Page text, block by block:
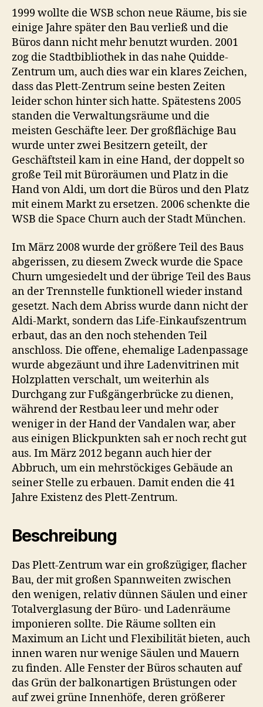
1999 wollte die WSB schon neue Räume, bis sie
einige Jahre später den Bau verließ und die
Büros dann nicht mehr benutzt wurden. 2001
zog die Stadtbibliothek in das nahe Quidde-
Zentrum um, auch dies war ein klares Zeichen,
dass das Plett-Zentrum seine besten Zeiten
leider schon hinter sich hatte. Spätestens 2005
standen die Verwaltungsräume und die
meisten Geschäfte leer. Der großflächige Bau
wurde unter zwei Besitzern geteilt, der
Geschäftsteil kam in eine Hand, der doppelt so
große Teil mit Büroräumen und Platz in die
Hand von Aldi, um dort die Büros und den Platz
mit einem Markt zu ersetzen. 2006 schenkte die
WSB die Space Churn auch der Stadt München.
Im März 2008 wurde der größere Teil des Baus
abgerissen, zu diesem Zweck wurde die Space
Churn umgesiedelt und der übrige Teil des Baus
an der Trennstelle funktionell wieder instand
gesetzt. Nach dem Abriss wurde dann nicht der
Aldi-Markt, sondern das Life-Einkaufszentrum
erbaut, das an den noch stehenden Teil
anschloss. Die offene, ehemalige Ladenpassage
wurde abgezäunt und ihre Ladenvitrinen mit
Holzplatten verschalt, um weiterhin als
Durchgang zur Fußgängerbrücke zu dienen,
während der Restbau leer und mehr oder
weniger in der Hand der Vandalen war, aber
aus einigen Blickpunkten sah er noch recht gut
aus. Im März 2012 begann auch hier der
Abbruch, um ein mehrstöckiges Gebäude an
seiner Stelle zu erbauen. Damit enden die 41
Jahre Existenz des Plett-Zentrum.
Beschreibung
Das Plett-Zentrum war ein großzügiger, flacher
Bau, der mit großen Spannweiten zwischen
den wenigen, relativ dünnen Säulen und einer
Totalverglasung der Büro- und Ladenräume
imponieren sollte. Die Räume sollten ein
Maximum an Licht und Flexibilität bieten, auch
innen waren nur wenige Säulen und Mauern
zu finden. Alle Fenster der Büros schauten auf
das Grün der balkonartigen Brüstungen oder
auf zwei grüne Innenhöfe, deren größerer